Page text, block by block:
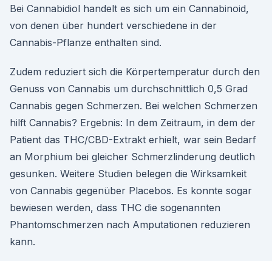
Bei Cannabidiol handelt es sich um ein Cannabinoid,
von denen über hundert verschiedene in der
Cannabis-Pflanze enthalten sind.
Zudem reduziert sich die Körpertemperatur durch den
Genuss von Cannabis um durchschnittlich 0,5 Grad
Cannabis gegen Schmerzen. Bei welchen Schmerzen
hilft Cannabis? Ergebnis: In dem Zeitraum, in dem der
Patient das THC/CBD-Extrakt erhielt, war sein Bedarf
an Morphium bei gleicher Schmerzlinderung deutlich
gesunken. Weitere Studien belegen die Wirksamkeit
von Cannabis gegenüber Placebos. Es konnte sogar
bewiesen werden, dass THC die sogenannten
Phantomschmerzen nach Amputationen reduzieren
kann.